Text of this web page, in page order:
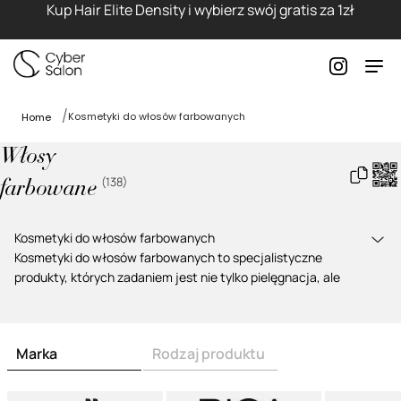
Kup Hair Elite Density i wybierz swój gratis za 1zł
Home Kosmetyki do włosów farbowanych
Włosy
farbowane (138)
Kosmetyki do włosów farbowanych
Kosmetyki do włosów farbowanychto specjalistyczne
produkty, których zadaniem jest nie tylko pielęgnacja, ale
Profesjonalne kosmetyki do włosów farbowanych zostały
opracowane tak, abywspierać regenerację, domykać łuski i
zapobiegać wypłukiwaniu pigmentu. Dzięki temu kolor
Marka Rodzaj produktu